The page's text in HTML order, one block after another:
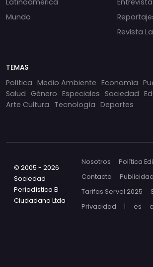
Mundo
Revista
TEMAS
Política Medio Ambiente Economía
Salud Género Especiales Sociedad
Arte Cultura Tecnología Deportes
© 2005 - 2026
Sociedad
Periodística El
Ciudadano Ltda
Nosotros
Política
Contacto
Publicidad
Tarifas Servel 2025
Privacidad
| es